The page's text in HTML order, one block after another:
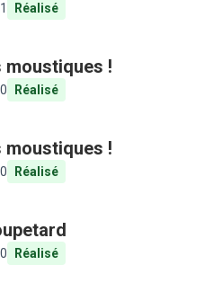
1 Réalisé
!
0 Réalisé
!
0 Réalisé
0 Réalisé